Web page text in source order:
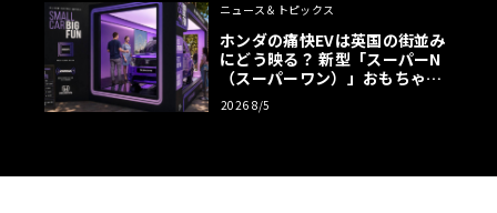
ニュース＆トピックス
ホンダの痛快EVは英国の街並み
にどう映る？ 新型「スーパーN
（スーパーワン）」おもちゃ箱
ツアーの全貌
2026 8/5